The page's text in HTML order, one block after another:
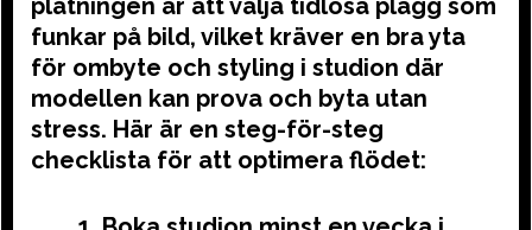
plåtningen är att välja tidlösa plagg som
funkar på bild, vilket kräver en bra yta
för ombyte och styling i studion där
modellen kan prova och byta utan
stress. Här är en steg-för-steg
checklista för att optimera flödet: